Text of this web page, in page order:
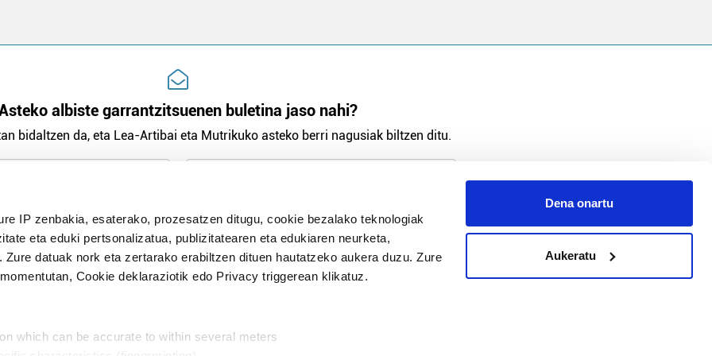
IP zenbakia, esaterako, prozesatzen ditugu, cookie bezalako teknologiak
eta eduki pertsonalizatua, publizitatearen eta edukiaren neurketa,
datuak nork eta zertarako erabiltzen dituen hautatzeko aukera duzu. Zure
Cookie deklaraziotik edo Privacy triggerean klikatuz.
which can be accurate to within several meters
Dena onartu
Aukeratu
albiste garrantzitsuenen buletina jaso nahi?
bidaltzen da, eta Lea-Artibai eta Mutrikuko asteko berri nagusiak biltzen ditu.
Harpidetu